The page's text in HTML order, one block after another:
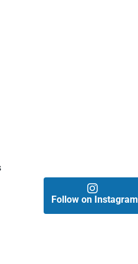
Follow on Instagram